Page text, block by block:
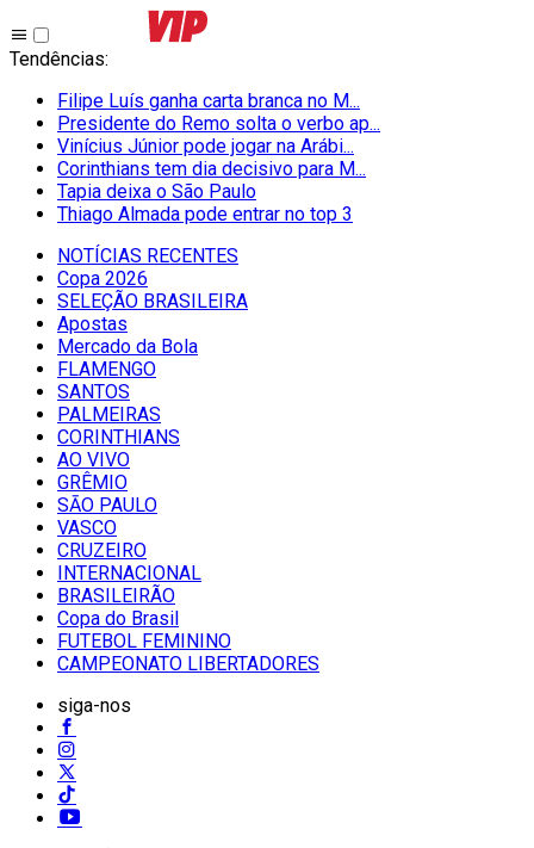
Tendências:
Filipe Luís ganha carta branca no M...
Presidente do Remo solta o verbo ap...
Vinícius Júnior pode jogar na Arábi...
Corinthians tem dia decisivo para M...
Tapia deixa o São Paulo
Thiago Almada pode entrar no top 3
NOTÍCIAS RECENTES
Copa 2026
SELEÇÃO BRASILEIRA
Apostas
Mercado da Bola
FLAMENGO
SANTOS
PALMEIRAS
CORINTHIANS
AO VIVO
GRÊMIO
SĀO PAULO
VASCO
CRUZEIRO
INTERNACIONAL
BRASILEIRÃO
Copa do Brasil
FUTEBOL FEMININO
CAMPEONATO LIBERTADORES
siga-nos